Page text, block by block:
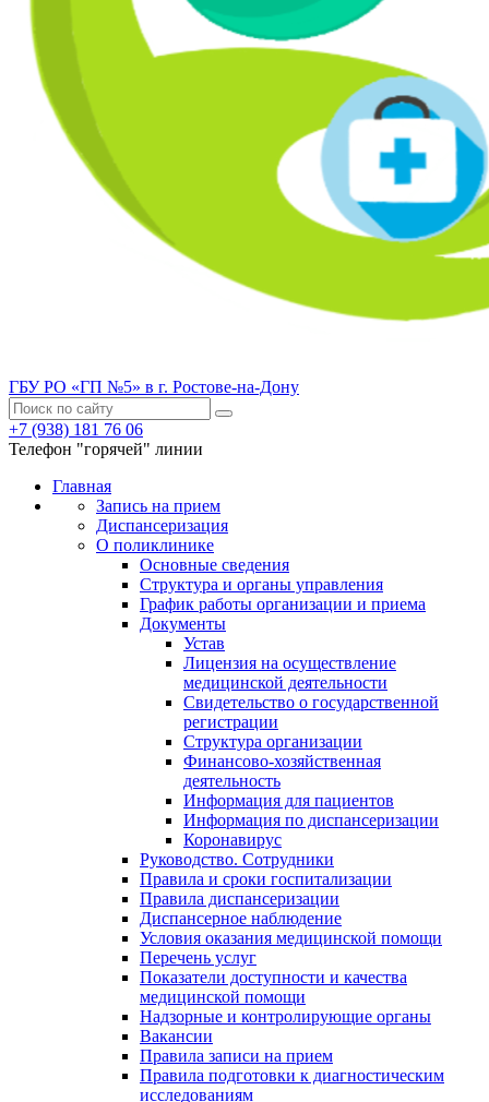
ГБУ РО «ГП №5» в г. Ростове-на-Дону
+7 (938) 181 76 06
Телефон "горячей" линии
Главная
Запись на прием
Диспансеризация
О поликлинике
Основные сведения
Структура и органы управления
График работы организации и приема
Документы
Устав
Лицензия на осуществление
медицинской деятельности
Свидетельство о государственной
регистрации
Структура организации
Финансово-хозяйственная
деятельность
Информация для пациентов
Информация по диспансеризации
Коронавирус
Руководство. Сотрудники
Правила и сроки госпитализации
Правила диспансеризации
Диспансерное наблюдение
Условия оказания медицинской помощи
Перечень услуг
Показатели доступности и качества
медицинской помощи
Надзорные и контролирующие органы
Вакансии
Правила записи на прием
Правила подготовки к диагностическим
исследованиям